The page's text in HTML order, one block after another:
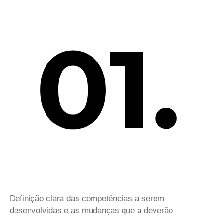
Definição clara das competências a serem
desenvolvidas e as mudanças que a deverão